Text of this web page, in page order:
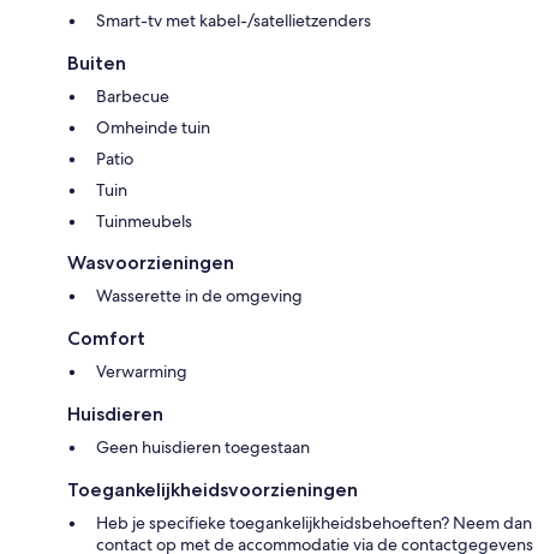
Smart-tv met kabel-/satellietzenders
Buiten
Barbecue
Omheinde tuin
Patio
Tuin
Tuinmeubels
Wasvoorzieningen
Wasserette in de omgeving
Comfort
Verwarming
Huisdieren
Geen huisdieren toegestaan
Toegankelijkheidsvoorzieningen
Heb je specifieke toegankelijkheidsbehoeften? Neem dan
contact op met de accommodatie via de contactgegevens